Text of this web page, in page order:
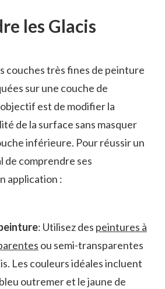
les Glacis
couches très fines de peinture
sur une couche de
est de modifier la
de la surface sans masquer
inférieure. Pour réussir un
de comprendre ses
application :
: Utilisez des peintures à
ou semi-transparentes
Les couleurs idéales incluent
outremer et le jaune de